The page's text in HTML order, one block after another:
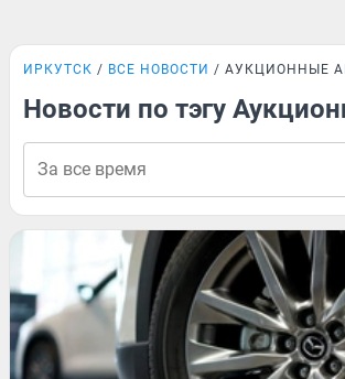
ИРКУТСК ВСЕ НОВОСТИ АУКЦИОННЫЕ
Новости по тэгу